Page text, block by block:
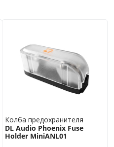
Колба предохранителя
DL Audio Phoenix Fuse
Holder MiniANL01